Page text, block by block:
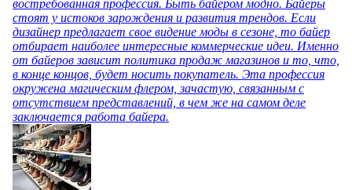
востребованная профессия. Быть байером модно. Байеры
стоят у истоков зарождения и развития трендов. Если
дизайнер предлагает свое видение моды в сезоне, то байер
отбирает наиболее интересные коммерческие идеи. Именно
от байеров зависит политика продаж магазинов и то, что,
в конце концов, будет носить покупатель. Эта профессия
окружена магическим флером, зачастую, связанным с
отсутствием представлений, в чем же на самом деле
заключается работа байера.